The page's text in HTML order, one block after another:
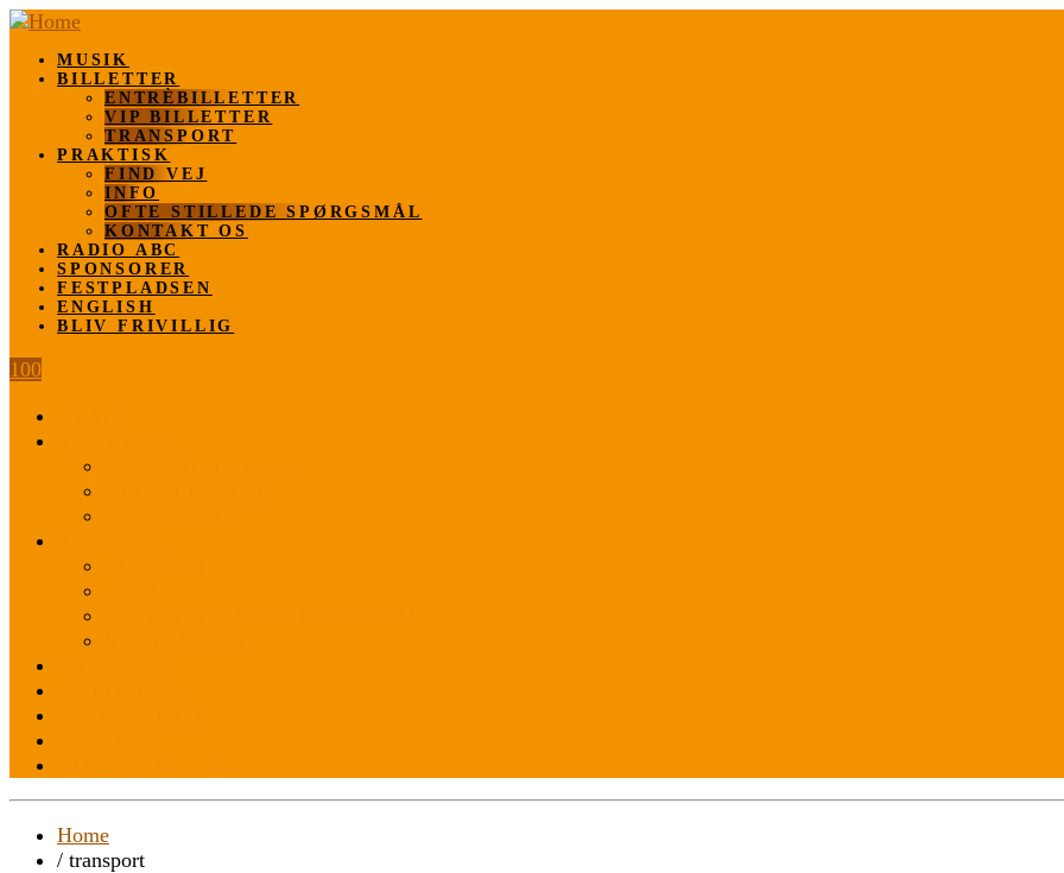
MUSIK
BILLETTER
ENTRÈBILLETTER
VIP BILLETTER
TRANSPORT
PRAKTISK
FIND VEJ
INFO
OFTE STILLEDE SPØRGSMÅL
KONTAKT OS
RADIO ABC
SPONSORER
FESTPLADSEN
ENGLISH
BLIV FRIVILLIG
100
Home
/ transport